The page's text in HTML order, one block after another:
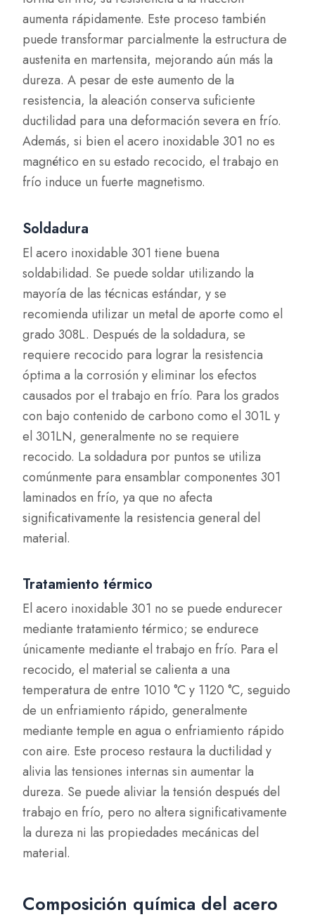
aumenta rápidamente. Este proceso también
puede transformar parcialmente la estructura de
austenita en martensita, mejorando aún más la
dureza. A pesar de este aumento de la
resistencia, la aleación conserva suficiente
ductilidad para una deformación severa en frío.
Además, si bien el acero inoxidable 301 no es
magnético en su estado recocido, el trabajo en
frío induce un fuerte magnetismo.
Soldadura
El acero inoxidable 301 tiene buena
soldabilidad. Se puede soldar utilizando la
mayoría de las técnicas estándar, y se
recomienda utilizar un metal de aporte como el
grado 308L. Después de la soldadura, se
requiere recocido para lograr la resistencia
óptima a la corrosión y eliminar los efectos
causados por el trabajo en frío. Para los grados
con bajo contenido de carbono como el 301L y
el 301LN, generalmente no se requiere
recocido. La soldadura por puntos se utiliza
comúnmente para ensamblar componentes 301
laminados en frío, ya que no afecta
significativamente la resistencia general del
material.
Tratamiento térmico
El acero inoxidable 301 no se puede endurecer
mediante tratamiento térmico; se endurece
únicamente mediante el trabajo en frío. Para el
recocido, el material se calienta a una
temperatura de entre 1010 °C y 1120 °C, seguido
de un enfriamiento rápido, generalmente
mediante temple en agua o enfriamiento rápido
con aire. Este proceso restaura la ductilidad y
alivia las tensiones internas sin aumentar la
dureza. Se puede aliviar la tensión después del
trabajo en frío, pero no altera significativamente
la dureza ni las propiedades mecánicas del
material.
Composición química del acero